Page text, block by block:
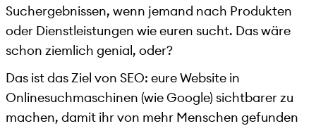
Suchergebnissen, wenn jemand nach Produkten
oder Dienstleistungen wie euren sucht. Das wäre
schon ziemlich genial, oder?
Das ist das Ziel von SEO: eure Website in
Onlinesuchmaschinen (wie Google) sichtbarer zu
machen, damit ihr von mehr Menschen gefunden